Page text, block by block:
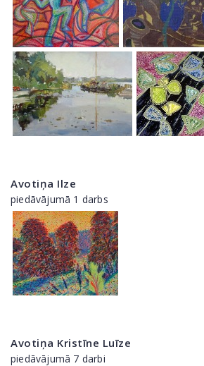
Avotiņa Ilze
piedāvājumā 1 darbs
Avotiņa Kristīne Luīze
piedāvājumā 7 darbi